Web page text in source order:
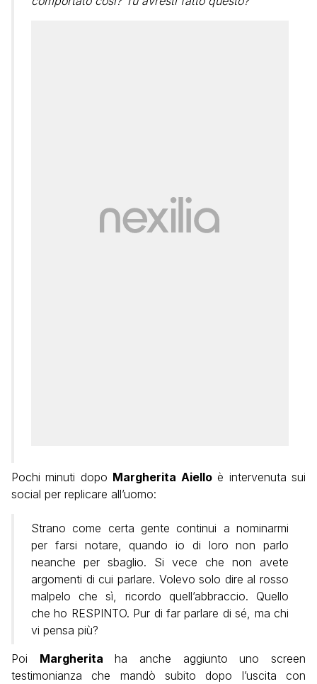
Pochi minuti dopo Margherita Aielloè intervenuta sui
social per replicare all’uomo:
Strano come certa gente continui a nominarmi
per farsi notare, quando io di loro non parlo
neanche per sbaglio. Si vece che non avete
argomenti di cui parlare. Volevo solo dire al rosso
malpelo che sì, ricordo quell’abbraccio. Quello
che ho RESPINTO. Pur di far parlare di sé, ma chi
vi pensa più?
Poi Margherita ha anche aggiunto uno screen
testimonianza che mandò subito dopo l’uscita con